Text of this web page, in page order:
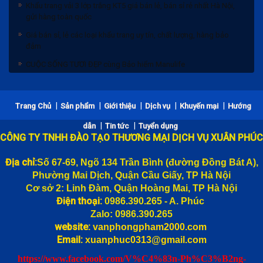
gửi hàng toàn quốc
Giá bán sỉ, lẻ các loại khẩu trang uy tín, chất lượng, hàng bảo
đảm
CUỘC SỐNG TƯƠI ĐẸP cùng Bảo hiểm Manulife
Trang Chủ | Sản phẩm | Giới thiệu | Dịch vụ | Khuyến mại | Hướng
dẫn | Tin tức | Tuyển dụng
CÔNG TY TNHH ĐÀO TẠO THƯƠNG MẠI DỊCH VỤ XUÂN PHÚC
Địa chỉ:Số 67-69, Ngõ 134 Trần Bình (đường Đồng Bát A),
Phường Mai Dịch, Quận Cầu Giấy, TP Hà Nội
Cơ sở 2: Linh Đàm, Quận Hoàng Mai, TP Hà Nội
Điện thoại: 0986.390.265 - A. Phúc
Zalo: 0986.390.265
website: vanphongpham2000.com
Email: xuanphuc0313@gmail.com
https://www.facebook.com/V%C4%83n-Ph%C3%B2ng-